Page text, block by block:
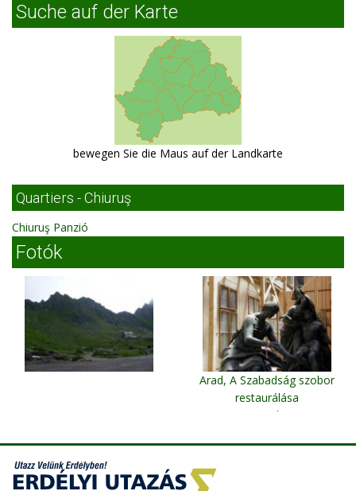
Suche auf der Karte
bewegen Sie die Maus auf der Landkarte
Quartiers - Chiuruş
Chiuruş Panzió
Fotók
Arad, A Szabadság szobor
restaurálása
Arad